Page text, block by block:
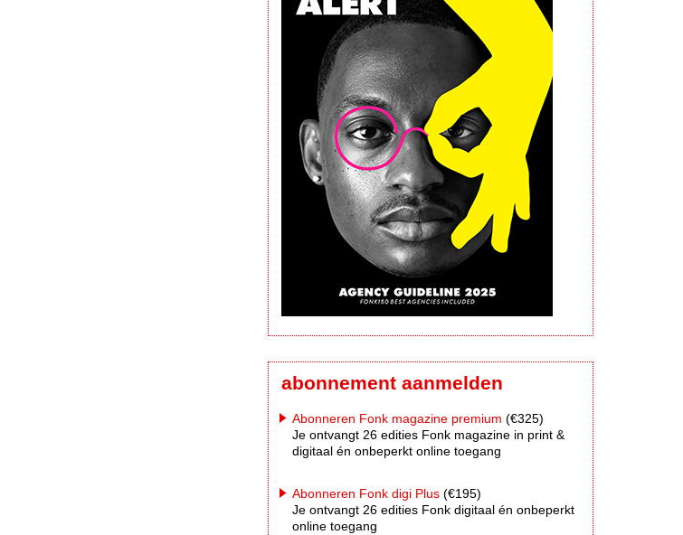
abonnement aanmelden
Abonneren Fonk magazine premium (€325)
Je ontvangt 26 edities Fonk magazine in print &
digitaal én onbeperkt online toegang
Abonneren Fonk digi Plus (€195)
Je ontvangt 26 edities Fonk digitaal én onbeperkt
online toegang